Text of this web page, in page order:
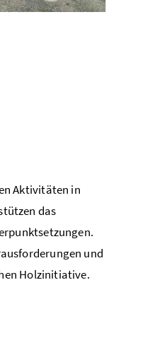
Aktivitäten in
das
und
Holzinitiative.